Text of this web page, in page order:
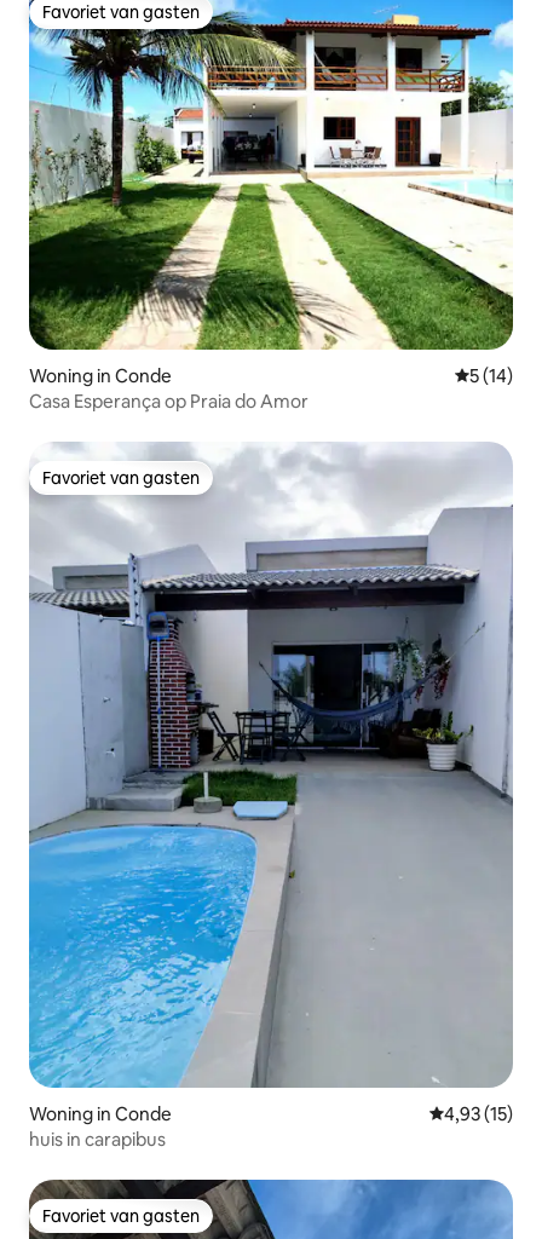
Favoriet van gasten
Favoriet van gasten
Woning in Conde
5 (14)
Casa Esperança op Praia do Amor
Favoriet van gasten
Favoriet van gasten
Woning in Conde Gemiddelde
4,93 (15)
huis in carapibus
Favoriet van gasten
Favoriet van gasten